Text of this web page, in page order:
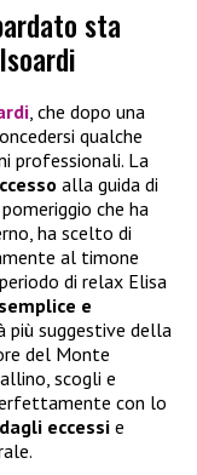
sta
, che dopo una
qualche
professionali. La
alla guida di
che ha
ha scelto di
al timone
di relax Elisa
e
più suggestive della
del Monte
scogli e
con lo
eccessi e